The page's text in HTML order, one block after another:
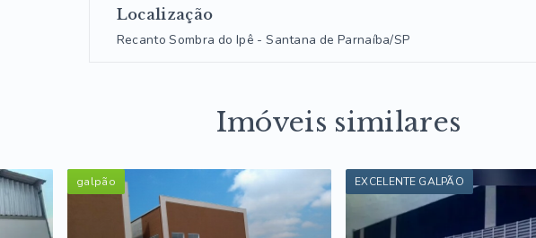
Localização
Recanto Sombra do Ipê - Santana de Parnaíba/SP
Imóveis similares
galpão EXCELENTE GALPÃO